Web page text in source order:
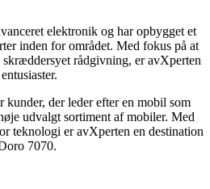
elektronik og har opbygget et
inden for området. Med fokus på at
rådgivning, er avXperten
kunder, der leder efter en mobil som
udvalgt sortiment af mobiler. Med
teknologi er avXperten en destination
7070.